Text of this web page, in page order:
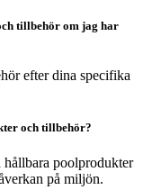
tillbehör om jag har
efter dina specifika
och tillbehör?
poolprodukter
på miljön.